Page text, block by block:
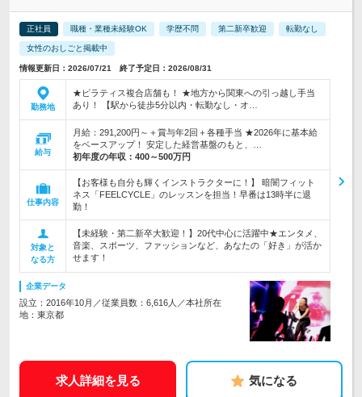
正社員 職種・業種未経験OK 学歴不問 第二新卒歓迎 転勤なし
女性のおしごと掲載中
情報更新日：2026/07/21 終了予定日：2026/08/31
勤務地
★ピラティス複合店舗も！ ★地方から関東への引っ越し手当
あり！ 【駅から徒歩5分以内・転勤なし・オ…
給与
月給：291,200円～＋賞与年2回＋各種手当 ★2026年に基本給
をベースアップ！ 安定した経営基盤のもと、…
初年度の年収： 400～500万円
仕事内容
【お客様も自分も輝くインストラクターに！】 暗闇フィット
ネス「FEELCYCLE」のレッスンを担当！早番は13時半に退
勤！
対象と
なる方
【未経験・第二新卒大歓迎！】20代中心に活躍中★エンタメ、
音楽、スポーツ、ファッションなど、あなたの「好き」が活か
せます！
企業データ
設立：2016年10月／従業員数：6,616人／本社所在
地：東京都
求人詳細を見る 気になる